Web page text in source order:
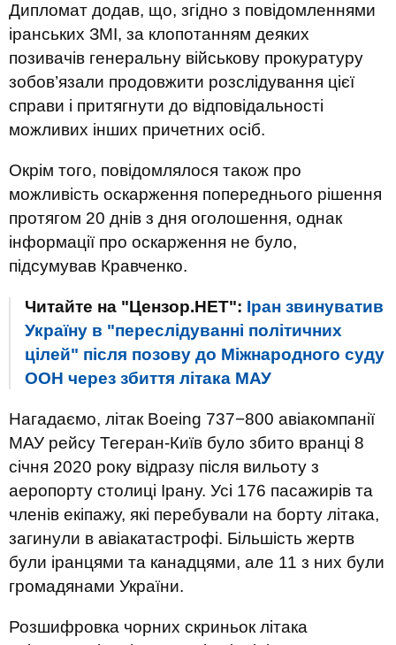
Дипломат додав, що, згідно з повідомленнями
іранських ЗМІ, за клопотанням деяких
позивачів генеральну військову прокуратуру
зобов’язали продовжити розслідування цієї
справи і притягнути до відповідальності
можливих інших причетних осіб.
Окрім того, повідомлялося також про
можливість оскарження попереднього рішення
протягом 20 днів з дня оголошення, однак
інформації про оскарження не було,
підсумував Кравченко.
Читайте на "Цензор.НЕТ": Іран звинуватив
Україну в "переслідуванні політичних
цілей" після позову до Міжнародного суду
ООН через збиття літака МАУ
Нагадаємо, літак Boeing 737−800 авіакомпанії
МАУ рейсу Тегеран-Київ було збито вранці 8
січня 2020 року відразу після вильоту з
аеропорту столиці Ірану. Усі 176 пасажирів та
членів екіпажу, які перебували на борту літака,
загинули в авіакатастрофі. Більшість жертв
були іранцями та канадцями, але 11 з них були
громадянами України.
Розшифровка чорних скриньок літака